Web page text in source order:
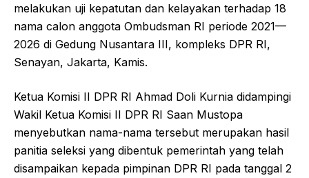
melakukan uji kepatutan dan kelayakan terhadap 18
nama calon anggota Ombudsman RI periode 2021—
2026 di Gedung Nusantara III, kompleks DPR RI,
Senayan, Jakarta, Kamis.
Ketua Komisi II DPR RI Ahmad Doli Kurnia didampingi
Wakil Ketua Komisi II DPR RI Saan Mustopa
menyebutkan nama-nama tersebut merupakan hasil
panitia seleksi yang dibentuk pemerintah yang telah
disampaikan kepada pimpinan DPR RI pada tanggal 2